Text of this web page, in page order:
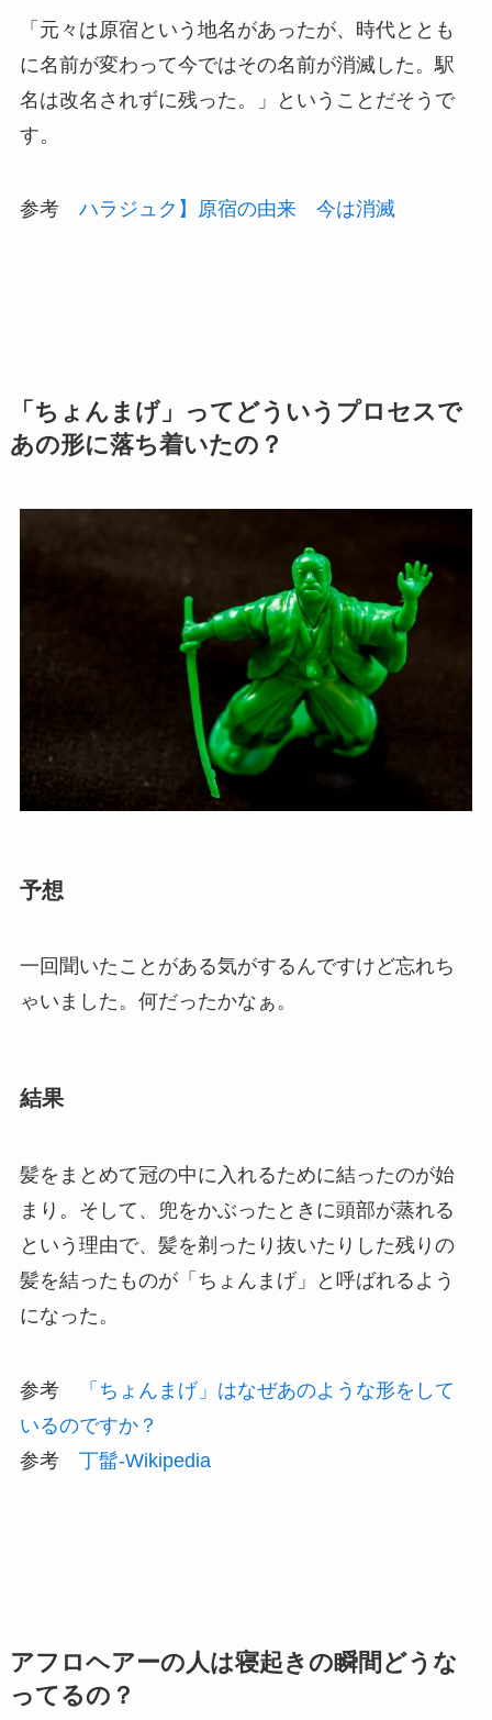
「元々は原宿という地名があったが、時代ととも
に名前が変わって今ではその名前が消滅した。駅
名は改名されずに残った。」ということだそうで
す。
参考 ハラジュク】原宿の由来 今は消滅
「ちょんまげ」ってどういうプロセスで
あの形に落ち着いたの？
予想
一回聞いたことがある気がするんですけど忘れち
ゃいました。何だったかなぁ。
結果
髪をまとめて冠の中に入れるために結ったのが始
まり。そして、兜をかぶったときに頭部が蒸れる
という理由で、髪を剃ったり抜いたりした残りの
髪を結ったものが「ちょんまげ」と呼ばれるよう
になった。
参考
「ちょんまげ」はなぜあのような形をして
いるのですか？
参考
丁髷-Wikipedia
アフロヘアーの人は寝起きの瞬間どうな
ってるの？